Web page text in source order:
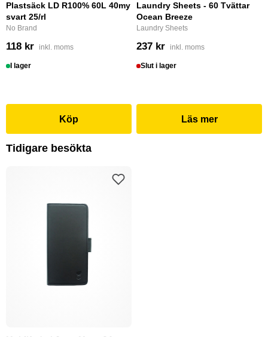
Plastsäck LD R100% 60L 40my
svart 25/rl
No Brand
118 kr inkl. moms
I lager
Köp
Laundry Sheets - 60 Tvättar
Ocean Breeze
Laundry Sheets
237 kr inkl. moms
Slut i lager
Läs mer
Tidigare besökta